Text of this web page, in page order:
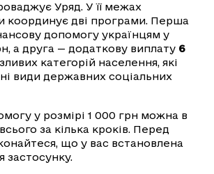
Уряд. У її межах
координує дві програми. Перша
допомогу українцям у
а друга — додаткову виплату 6
категорій населення, які
види державних соціальних
у розмірі 1 000 грн можна в
за кілька кроків. Перед
що у вас встановлена
застосунку.